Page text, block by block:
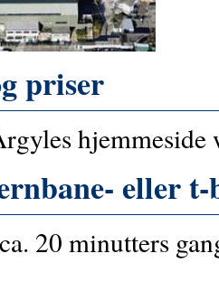
priser
eller t-
20 minutters